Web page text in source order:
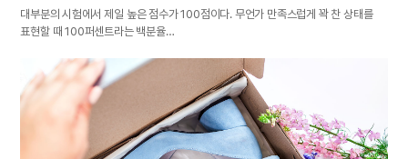
대부분의 시험에서 제일 높은 점수가 100점이다. 무언가 만족스럽게 꽉 찬 상태를
표현할 때 100퍼센트라는 백분율…